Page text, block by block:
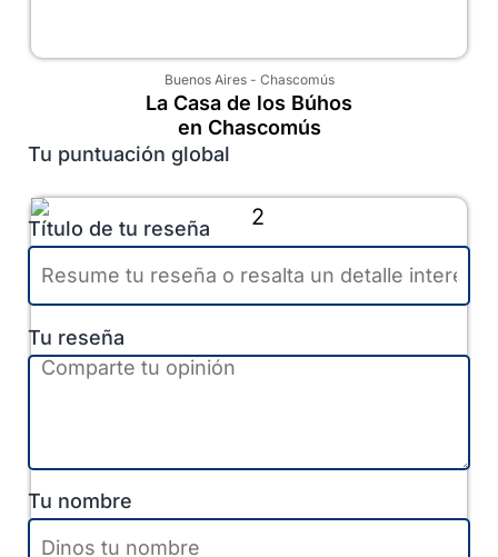
Buenos Aires- Chascomús
La Casa de los Búhos
en Chascomús
Tu puntuación global
Título de tu reseña
Tu reseña
Tu nombre